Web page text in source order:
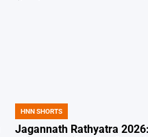
POSTED
IN
HNN SHORTS
Jagannath Rathyatra